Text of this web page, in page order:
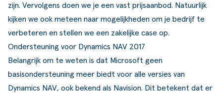
zijn. Vervolgens doen we je een vast prijsaanbod. Natuurlijk
kijken we ook meteen naar mogelijkheden om je bedrijf te
verbeteren en stellen we een zakelijke case op.
Ondersteuning voor Dynamics NAV 2017
Belangrijk om te weten is dat Microsoft geen
basisondersteuning meer biedt voor alle versies van
Dynamics NAV, ook bekend als Navision. Dit betekent dat er